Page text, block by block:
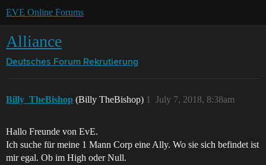
EVE Online Forums
Alliance
Deutsches Forum Rekrutierung
Billy_TheBishop (Billy TheBishop) July 7, 2018, 8:38am
1
Hallo Freunde von EvE.
Ich suche für meine 1 Mann Corp eine Ally. Wo sie sich befindet ist
mir egal. Ob im High oder Null.